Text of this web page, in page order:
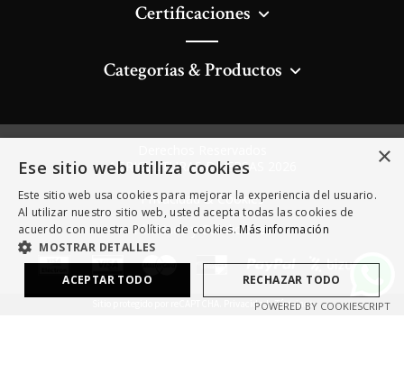
Certificaciones
Categorías & Productos
AGRICULTURAS DIVERSAS 2026
Privacidad & Cookies
Términos y Condiciones
Privacidad-Términos
×
Ese sitio web utiliza cookies
Este sitio web usa cookies para mejorar la experiencia del usuario.
Al utilizar nuestro sitio web, usted acepta todas las cookies de
acuerdo con nuestra Política de cookies. Más información
MOSTRAR DETALLES
ACEPTAR TODO RECHAZAR TODO
POWERED BY COOKIESCRIPT